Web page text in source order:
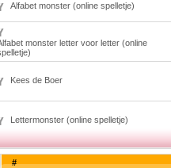
Alfabet monster (online spelletje)
monster letter voor letter (online
Kees de Boer
Lettermonster (online spelletje)
#